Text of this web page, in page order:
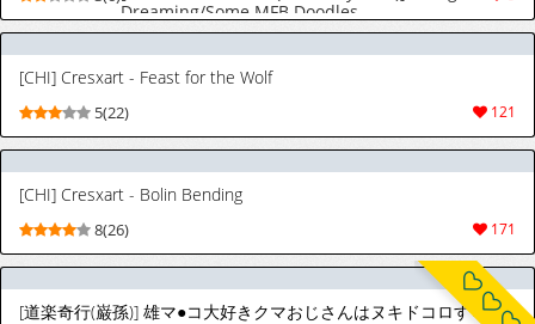
Dreaming/Some MFB Doodles
[CHI] Cresxart - Feast for the Wolf
121
5(22)
[CHI] Cresxart - Bolin Bending
171
8(26)
[道楽奇行(巌孫)] 雄マ●コ大好きクマおじさんはヌキドコロすらない片田舎で思うがままにヤローライフを堪能する | 超愛雄蜜●的熊大叔在連發洩都沒地方的偏僻鄉下隨心所欲享受男人生活 [中国翻訳] [tigerokami]